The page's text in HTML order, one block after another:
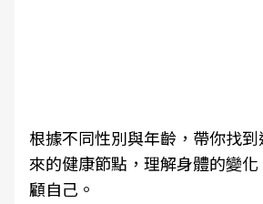
根據不同性別與年齡，帶你找
來的健康節點，理解身體的變
顧自己。